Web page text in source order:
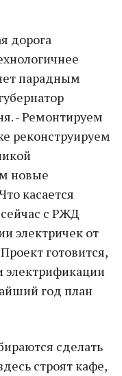
дорога
парадным
- Ремонтируем
реконструируем
новые
касается
с РЖД
электричек от
готовится,
электрификации
год план
сделать
строят кафе,